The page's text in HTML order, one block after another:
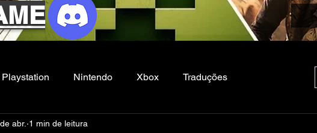
Playstation Nintendo Xbox Traduções
Filmes e Series
abr. 1 min de leitura